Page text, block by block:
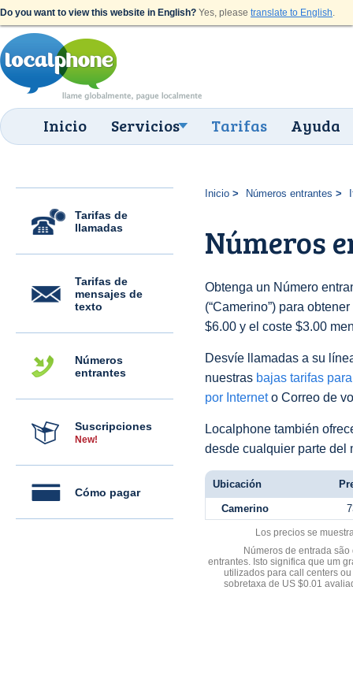
Do you want to view this website in English? Yes, please translate to English.
Inicio Servicios Tarifas Ayuda
Tarifas de
llamadas
Tarifas de
mensajes de
texto
Números
entrantes
Suscripciones
New!
Cómo pagar
Inicio Números entrantes
Números
Obtenga un Número
(“Camerino”) para
$6.00 y el coste $3.00
Desvíe llamadas a su
nuestras bajas tarifas
por Interneto Correo de
Localphone también
desde cualquier parte del
Ubicación
Camerino
Los precios se
Números de entrada
entrantes. Isto significa que um
utilizados para call centers
sobretaxa de US $0.01